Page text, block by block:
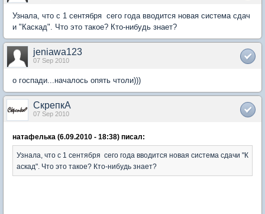
Узнала, что с 1 сентября сего года вводится новая система сдач
и "Каскад". Что это такое? Кто-нибудь знает?
jeniawa123
07 Sep 2010
о госпади...началось опять чтоли)))
СкрепкА
07 Sep 2010
натафелька (6.09.2010 - 18:38) писал:
Узнала, что с 1 сентября сего года вводится новая система сдачи "К
аскад". Что это такое? Кто-нибудь знает?